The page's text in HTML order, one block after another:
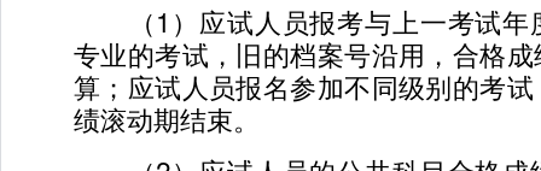
（1）应试人员报考与上一考试年
专业的考试，旧的档案号沿用，合格
算；应试人员报名参加不同级别的考
绩滚动期结束。